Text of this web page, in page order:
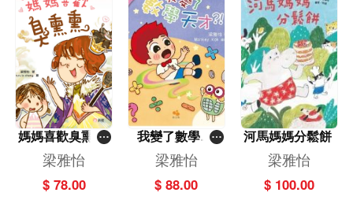
媽媽喜歡臭熏熏
[新雅‧繪本館]
梁雅怡
$ 78.00
我變了數學天
才?！
梁雅怡
$ 88.00
河馬媽媽分鬆餅
梁雅怡
$ 100.00